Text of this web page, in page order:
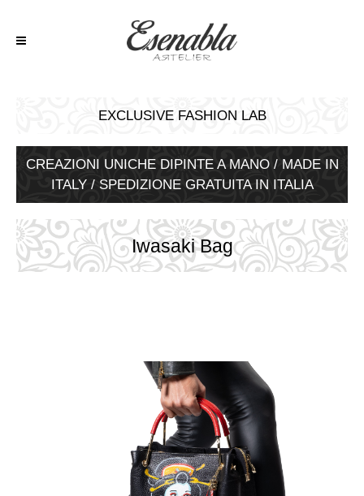
EXCLUSIVE FASHION LAB
CREAZIONI UNICHE DIPINTE A MANO / MADE IN
ITALY / SPEDIZIONE GRATUITA IN ITALIA
Iwasaki Bag